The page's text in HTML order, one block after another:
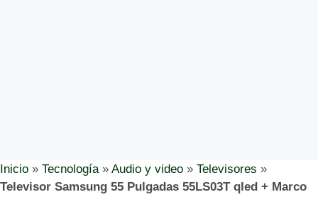
Inicio » Tecnología» Audio y video » Televisores »
Televisor Samsung 55 Pulgadas 55LS03T qled + Marco